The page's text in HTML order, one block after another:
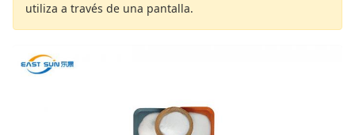
utiliza a través de una pantalla.